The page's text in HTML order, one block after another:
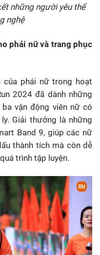
những người yêu thể
nghệ
phái nữ và trang phục
của phái nữ trong hoạt
2024 đã dành những
vận động viên nữ có
Giải thưởng là những
Band 9, giúp các nữ
thành tích mà còn dễ
trình tập luyện.